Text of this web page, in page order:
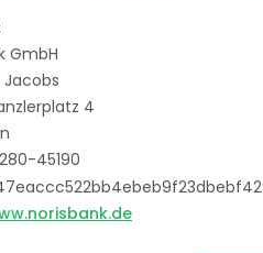
GmbH
4
45190